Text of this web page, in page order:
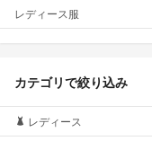
レディース服
カテゴリで絞り込み
レディース